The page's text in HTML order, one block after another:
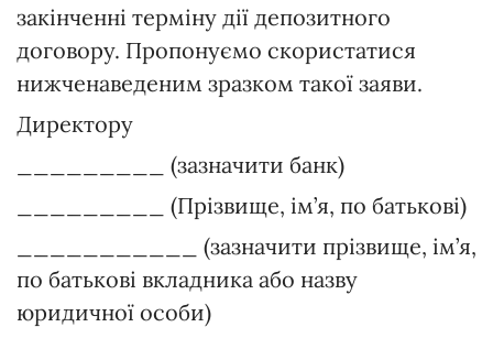
закінченні терміну дії депозитного
договору. Пропонуємо скористатися
нижченаведеним зразком такої заяви.
Директору
_________ (зазначити банк)
_________ (Прізвище, ім’я, по батькові)
___________ (зазначити прізвище, ім’я,
по батькові вкладника або назву
юридичної особи)